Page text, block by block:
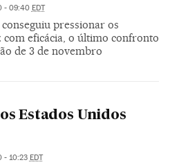
- 09:40 EDT
pressionar os
com eficácia, o último confronto
de 3 de novembro
Estados Unidos
- 10:23 EDT